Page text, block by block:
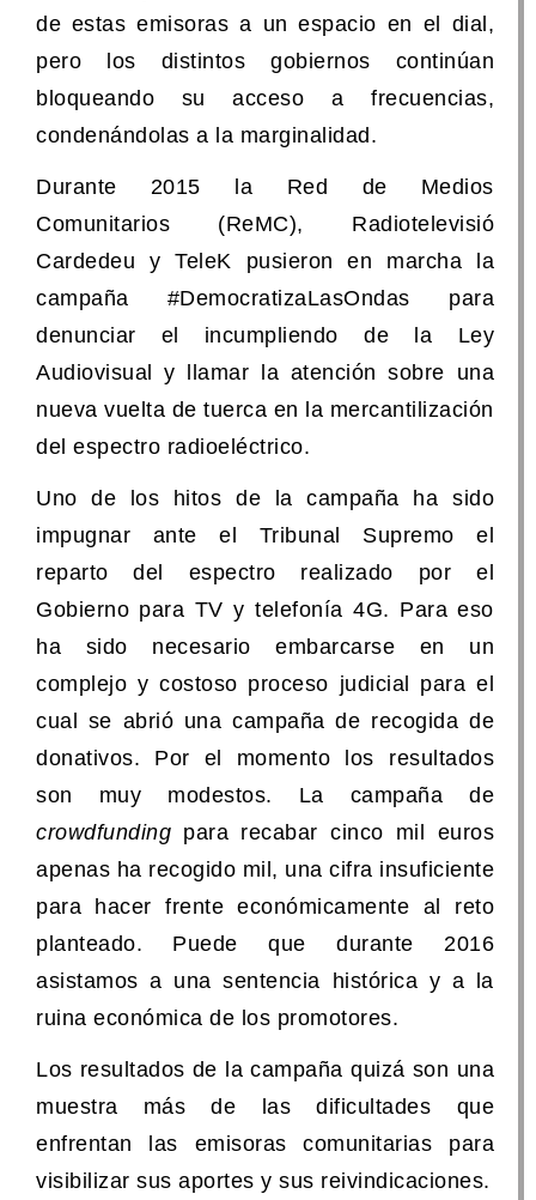
de estas emisoras a un espacio en el dial,
pero los distintos gobiernos continúan
bloqueando su acceso a frecuencias,
condenándolas a la marginalidad.
Durante 2015 la Red de Medios
Comunitarios (ReMC), Radiotelevisió
Cardedeu y TeleK pusieron en marcha la
campaña #DemocratizaLasOndas para
denunciar el incumpliendo de la Ley
Audiovisual y llamar la atención sobre una
nueva vuelta de tuerca en la mercantilización
del espectro radioeléctrico.
Uno de los hitos de la campaña ha sido
impugnar ante el Tribunal Supremo el
reparto del espectro realizado por el
Gobierno para TV y telefonía 4G. Para eso
ha sido necesario embarcarse en un
complejo y costoso proceso judicial para el
cual se abrió una campaña de recogida de
donativos. Por el momento los resultados
son muy modestos. La campaña de
crowdfunding para recabar cinco mil euros
apenas ha recogido mil, una cifra insuficiente
para hacer frente económicamente al reto
planteado. Puede que durante 2016
asistamos a una sentencia histórica y a la
ruina económica de los promotores.
Los resultados de la campaña quizá son una
muestra más de las dificultades que
enfrentan las emisoras comunitarias para
visibilizar sus aportes y sus reivindicaciones.